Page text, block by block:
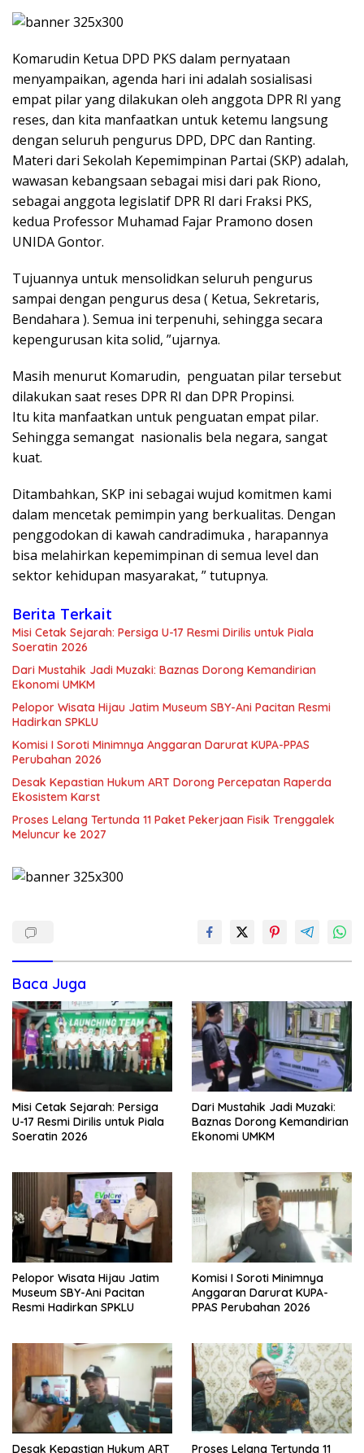
Komarudin Ketua DPD PKS dalam pernyataan
menyampaikan, agenda hari ini adalah sosialisasi
empat pilar yang dilakukan oleh anggota DPR RI yang
reses, dan kita manfaatkan untuk ketemu langsung
dengan seluruh pengurus DPD, DPC dan Ranting.
Materi dari Sekolah Kepemimpinan Partai (SKP) adalah,
wawasan kebangsaan sebagai misi dari pak Riono,
sebagai anggota legislatif DPR RI dari Fraksi PKS,
kedua Professor Muhamad Fajar Pramono dosen
UNIDA Gontor.
Tujuannya untuk mensolidkan seluruh pengurus
sampai dengan pengurus desa ( Ketua, Sekretaris,
Bendahara ). Semua ini terpenuhi, sehingga secara
kepengurusan kita solid, ”ujarnya.
Masih menurut Komarudin, penguatan pilar tersebut
dilakukan saat reses DPR RI dan DPR Propinsi.
Itu kita manfaatkan untuk penguatan empat pilar.
Sehingga semangat nasionalis bela negara, sangat
kuat.
Ditambahkan, SKP ini sebagai wujud komitmen kami
dalam mencetak pemimpin yang berkualitas. Dengan
penggodokan di kawah candradimuka , harapannya
bisa melahirkan kepemimpinan di semua level dan
sektor kehidupan masyarakat, ” tutupnya.
Berita Terkait
Misi Cetak Sejarah: Persiga U-17 Resmi Dirilis untuk Piala
Soeratin 2026
Dari Mustahik Jadi Muzaki: Baznas Dorong Kemandirian
Ekonomi UMKM
Pelopor Wisata Hijau Jatim Museum SBY-Ani Pacitan Resmi
Hadirkan SPKLU
Komisi I Soroti Minimnya Anggaran Darurat KUPA-PPAS
Perubahan 2026
Desak Kepastian Hukum ART Dorong Percepatan Raperda
Ekosistem Karst
Proses Lelang Tertunda 11 Paket Pekerjaan Fisik Trenggalek
Meluncur ke 2027
Baca Juga
Misi Cetak Sejarah: Persiga
U-17 Resmi Dirilis untuk Piala
Soeratin 2026
Dari Mustahik Jadi Muzaki:
Baznas Dorong Kemandirian
Ekonomi UMKM
Pelopor Wisata Hijau Jatim
Museum SBY-Ani Pacitan
Resmi Hadirkan SPKLU
Komisi I Soroti Minimnya
Anggaran Darurat KUPA-
PPAS Perubahan 2026
Desak Kepastian Hukum ART Proses Lelang Tertunda 11